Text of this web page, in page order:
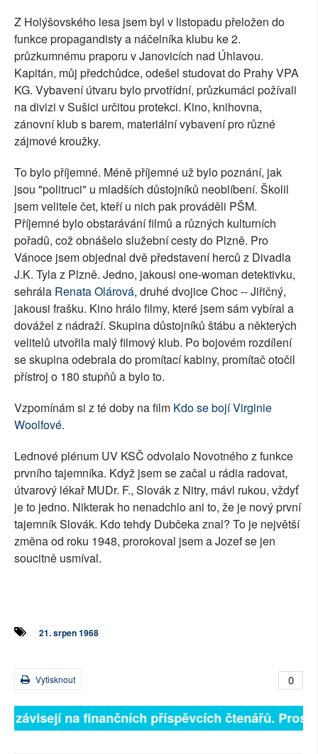
Z Holýšovského lesa jsem byl v listopadu přeložen do
funkce propagandisty a náčelníka klubu ke 2.
průzkumnému praporu v Janovicích nad Úhlavou.
Kapitán, můj předchůdce, odešel studovat do Prahy VPA
KG. Vybavení útvaru bylo prvotřídní, průzkumáci požívali
na divizi v Sušici určitou protekci. Kino, knihovna,
zánovní klub s barem, materiální vybavení pro různé
zájmové kroužky.
To bylo příjemné. Méně příjemné už bylo poznání, jak
jsou "politruci" u mladších důstojníků neoblíbení. Školil
jsem velitele čet, kteří u nich pak prováděli PŠM.
Příjemné bylo obstarávání filmů a různých kulturních
pořadů, což obnášelo služební cesty do Plzně. Pro
Vánoce jsem objednal dvě představení herců z Divadla
J.K. Tyla z Plzně. Jedno, jakousi one-woman detektivku,
sehrála Renata Olárová, druhé dvojice Choc -- Jiřičný,
jakousi frašku. Kino hrálo filmy, které jsem sám vybíral a
dovážel z nádraží. Skupina důstojníků štábu a některých
velitelů utvořila malý filmový klub. Po bojovém rozdílení
se skupina odebrala do promítací kabiny, promítač otočil
přístroj o 180 stupňů a bylo to.
Vzpomínám si z té doby na film Kdo se bojí Virginie
Woolfové.
Lednové plénum UV KSČ odvolalo Novotného z funkce
prvního tajemníka. Když jsem se začal u rádia radovat,
útvarový lékař MUDr. F., Slovák z Nitry, mávl rukou, vždyť
je to jedno. Nikterak ho nenadchlo ani to, že je nový první
tajemník Slovák. Kdo tehdy Dubčeka znal? To je největší
změna od roku 1948, prorokoval jsem a Jozef se jen
soucitně usmíval.
21. srpen 1968
0
Vytisknout
závisejí na finančních příspěvcích čtenářů.